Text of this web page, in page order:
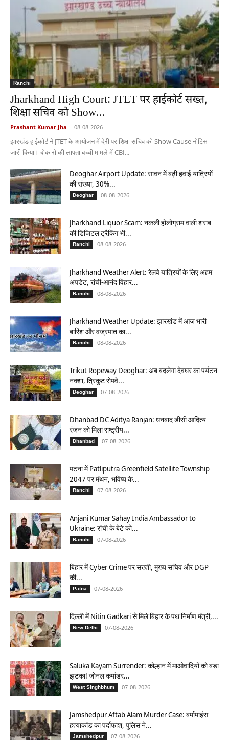
Ranchi
Jharkhand High Court: JTET पर हाईकोर्ट सख्त,
शिक्षा सचिव को Show...
Prashant Kumar Jha - 08-08-2026
झारखंड हाईकोर्ट ने JTET के आयोजन में देरी पर शिक्षा सचिव को Show Cause नोटिस
जारी किया। बोकारो की लापता बच्ची मामले में CBI...
Deoghar Airport Update: सावन में बढ़ी हवाई यात्रियों
की संख्या, 30%...
Deoghar 08-08-2026
Jharkhand Liquor Scam: नकली होलोग्राम वाली शराब
की डिजिटल ट्रैकिंग भी...
Ranchi 08-08-2026
Jharkhand Weather Alert: रेलवे यात्रियों के लिए अहम
अपडेट, रांची-आनंद विहार...
Ranchi 08-08-2026
Jharkhand Weather Update: झारखंड में आज भारी
बारिश और वज्रपात का...
Ranchi 08-08-2026
Trikut Ropeway Deoghar: अब बदलेगा देवघर का पर्यटन
नक्शा, त्रिकुट रोपवे...
Deoghar 07-08-2026
Dhanbad DC Aditya Ranjan: धनबाद डीसी आदित्य
रंजन को मिला राष्ट्रीय...
Dhanbad 07-08-2026
पटना में Patliputra Greenfield Satellite Township
2047 पर मंथन, भविष्य के...
Ranchi 07-08-2026
Anjani Kumar Sahay India Ambassador to
Ukraine: रांची के बेटे को...
Ranchi 07-08-2026
बिहार में Cyber Crime पर सख्ती, मुख्य सचिव और DGP
की...
Patna 07-08-2026
दिल्ली में Nitin Gadkari से मिले बिहार के पथ निर्माण मंत्री,...
New Delhi 07-08-2026
Saluka Kayam Surrender: कोल्हान में माओवादियों को बड़ा
झटका! जोनल कमांडर...
West Singhbhum 07-08-2026
Jamshedpur Aftab Alam Murder Case: बर्मामाइंस
हत्याकांड का पर्दाफाश, पुलिस ने...
Jamshedpur 07-08-2026